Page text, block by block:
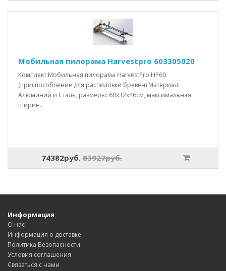
Мобильная пилорама Harvestpro 603305020
Комплект:Мобильная пилорама HarvestPro HP60
(приспособление для распиловки бревен) Материал:
Алюминий и Сталь, размеры: 60x32x46см, максимальная
ширин..
74382руб. 83927руб.
Информация
О нас
Информация о доставке
Политика Безопасности
Условия соглашения
Связаться с нами